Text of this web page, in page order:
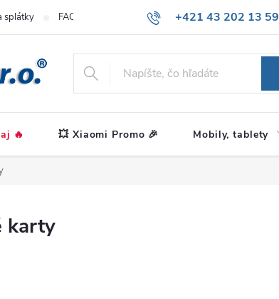
+421 43 202 13 59
splátky FAQ
🔥 💥 Xiaomi Promo 🎉 Mobily, tablety
karty